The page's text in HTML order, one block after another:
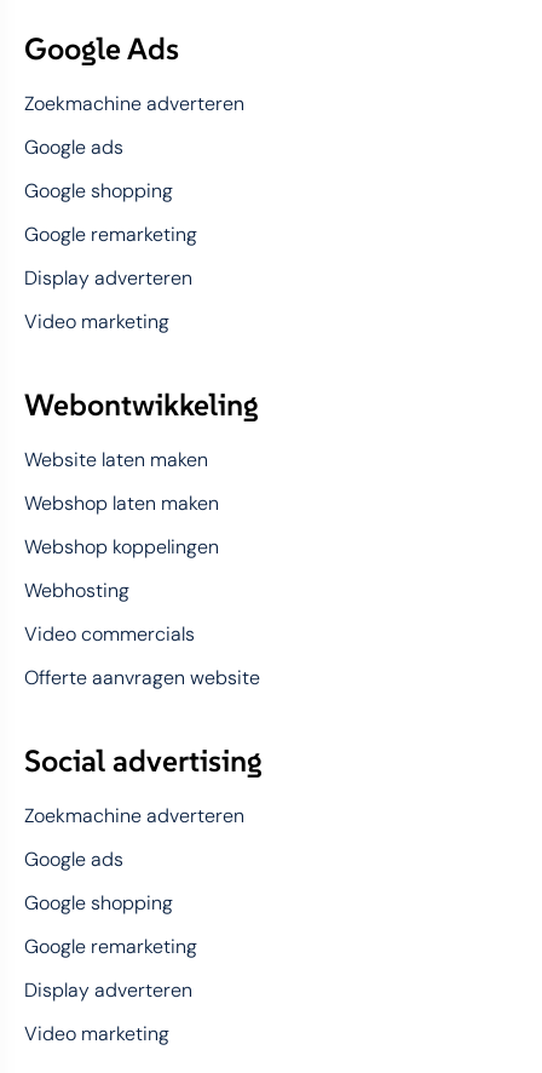
Google Ads
Zoekmachine adverteren
Google ads
Google shopping
Google remarketing
Display adverteren
Video marketing
Webontwikkeling
Website laten maken
Webshop laten maken
Webshop koppelingen
Webhosting
Video commercials
Offerte aanvragen website
Social advertising
Zoekmachine adverteren
Google ads
Google shopping
Google remarketing
Display adverteren
Video marketing